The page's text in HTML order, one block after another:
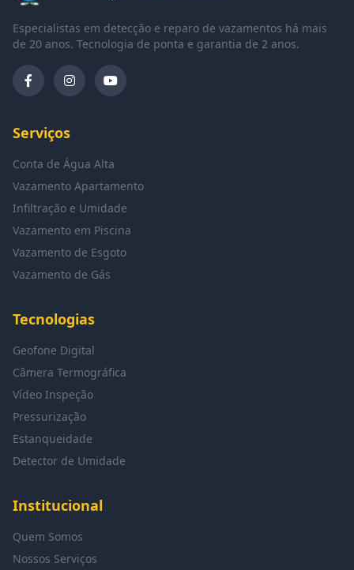
Especialistas em detecção e reparo de vazamentos há mais
de 20 anos. Tecnologia de ponta e garantia de 2 anos.
Serviços
Conta de Água Alta
Vazamento Apartamento
Infiltração e Umidade
Vazamento em Piscina
Vazamento de Esgoto
Vazamento de Gás
Tecnologias
Geofone Digital
Câmera Termográfica
Vídeo Inspeção
Pressurização
Estanqueidade
Detector de Umidade
Institucional
Quem Somos
Nossos Serviços